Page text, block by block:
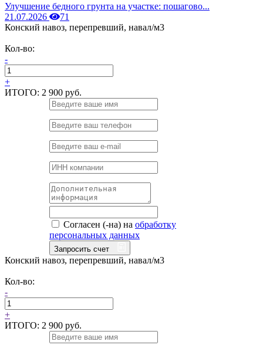
Улучшение бедного грунта на участке: пошагово...
21.07.2026
71
Конский навоз, перепревший, навал/м3
Кол-во:
-
+
ИТОГО: 2 900 руб.
Согласен (-на) на обработку
персональных данных
Запросить счет
Конский навоз, перепревший, навал/м3
Кол-во:
-
+
ИТОГО: 2 900 руб.